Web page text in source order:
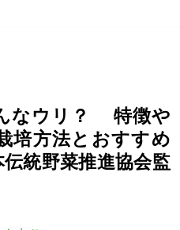
なウリ？ 特徴や
培方法とおすすめ
統野菜推進協会監